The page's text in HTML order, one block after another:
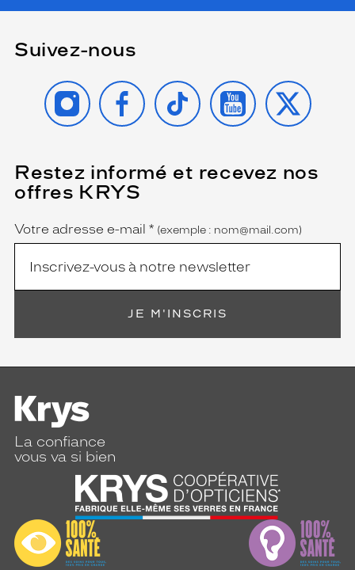
Suivez-nous
INSTAGRAMFACEBOOK
TIKTOK YOUTUBE
X
Restez informé et recevez nos
offres KRYS
Name
Votre adresse e-mail *
(Ce
champ
est
(exemple : nom@mail.com)
JE M'INSCRIS
La confiance
vous va si bien